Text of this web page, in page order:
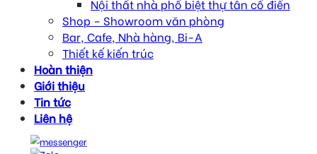
Nội thất nhà phố biệt thự tân cổ điển
Shop – Showroom văn phòng
Bar, Cafe, Nhà hàng, Bi-A
Thiết kế kiến trúc
Hoàn thiện
Giới thiệu
Tin tức
Liên hệ